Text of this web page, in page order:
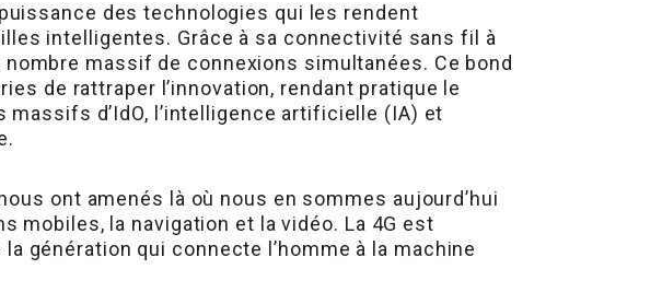
des technologies qui les rendent
intelligentes. Grâce à sa connectivité sans fil à
massif de connexions simultanées. Ce bond
de rattraper l’innovation, rendant pratique le
d’IdO, l’intelligence artificielle (IA) et
ont amenés là où nous en sommes aujourd’hui
mobiles, la navigation et la vidéo. La 4G est
génération qui connecte l’homme à la machine